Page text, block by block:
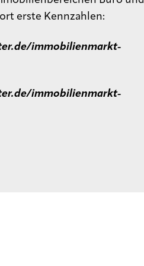
erste Kennzahlen:
immobilienmarkt-
immobilienmarkt-